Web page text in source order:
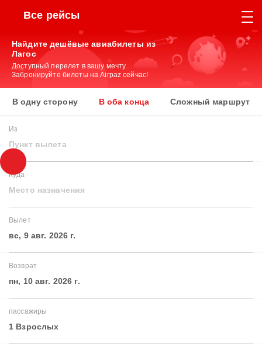
Все рейсы
Найдите дешёвые авиабилеты из
Лагос
Доступный перелет в вашу мечту.
Забронируйте билеты на Airpaz сейчас!
В одну сторону В оба конца Сложный маршрут
Из
Пункт вылета
Куда
Место назначения
Вылет
вс, 9 авг. 2026 г.
Возврат
пн, 10 авг. 2026 г.
пассажиры
1 Взрослых